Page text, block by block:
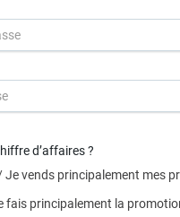
d’affaires ?
Je vends principalement mes
fais principalement la